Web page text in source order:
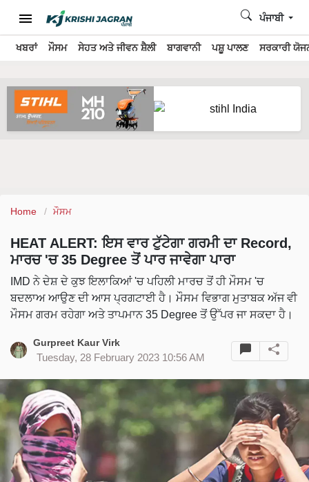
ਖਬਰਾਂ ਮੌਸਮ ਸੇਹਤ ਅਤੇ ਜੀਵਨ ਸ਼ੈਲੀ ਬਾਗਵਾਨੀ ਪਸ਼ੂ ਪਾਲਣ ਸਰਕਾਰੀ
ਪੰਜਾਬੀ
Home ਮੌਸਮ
HEAT ALERT: ਇਸ ਵਾਰ ਟੁੱਟੇਗਾ ਗਰਮੀ ਦਾ Record,
ਮਾਰਚ 'ਚ 35 Degree ਤੋਂ ਪਾਰ ਜਾਵੇਗਾ ਪਾਰਾ
IMD ਨੇ ਦੇਸ਼ ਦੇ ਕੁਝ ਇਲਾਕਿਆਂ 'ਚ ਪਹਿਲੀ ਮਾਰਚ ਤੋਂ ਹੀ ਮੌਸਮ 'ਚ
ਬਦਲਾਅ ਆਉਣ ਦੀ ਆਸ ਪ੍ਰਗਟਾਈ ਹੈ। ਮੌਸਮ ਵਿਭਾਗ ਮੁਤਾਬਕ ਅੱਜ ਵੀ
ਮੌਸਮ ਗਰਮ ਰਹੇਗਾ ਅਤੇ ਤਾਪਮਾਨ 35 Degree ਤੋਂ ਉੱਪਰ ਜਾ ਸਕਦਾ ਹੈ।
Gurpreet Kaur Virk
Tuesday, 28 February 2023 10:56 AM